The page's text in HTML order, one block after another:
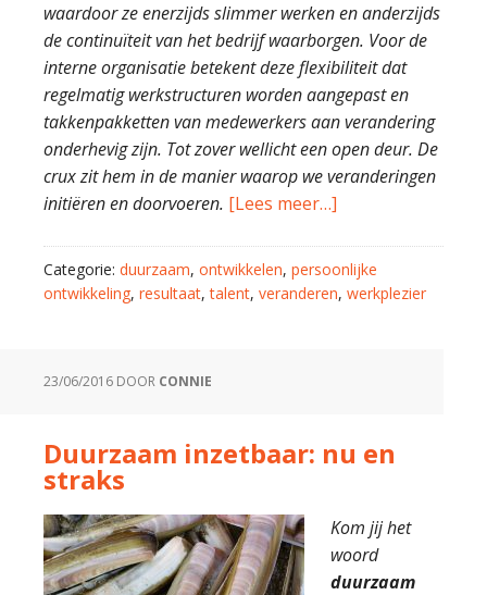
waardoor ze enerzijds slimmer werken en anderzijds
de continuïteit van het bedrijf waarborgen. Voor de
interne organisatie betekent deze flexibiliteit dat
regelmatig werkstructuren worden aangepast en
takkenpakketten van medewerkers aan verandering
onderhevig zijn. Tot zover wellicht een open deur. De
crux zit hem in de manier waarop we veranderingen
initiëren en doorvoeren. [Lees meer…]
Categorie: duurzaam, ontwikkelen, persoonlijke
ontwikkeling, resultaat,talent, veranderen, werkplezier
23/06/2016 DOOR CONNIE
Duurzaam inzetbaar: nu en
straks
Kom jij het
woord
duurzaam